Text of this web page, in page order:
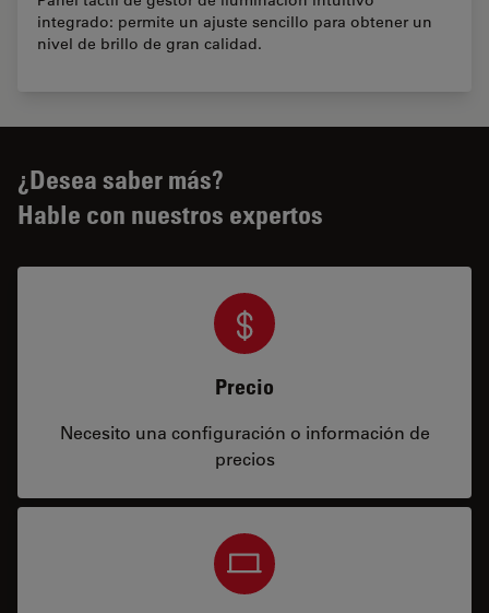
integrado: permite un ajuste sencillo para obtener un
nivel de brillo de gran calidad.
¿Desea saber más?
Hable con nuestros expertos
Precio
Necesito una configuración o información de
precios